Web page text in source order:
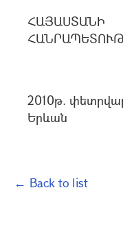
ՀԱՅԱՍՏԱՆԻ
2010թ.
Երևան
← Back to list